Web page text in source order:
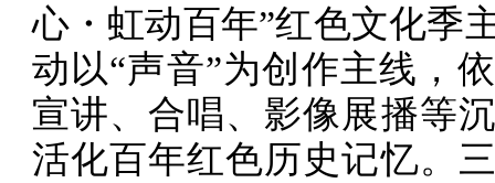
心・虹动百年”红色文化季
动以“声音”为创作主线，
宣讲、合唱、影像展播等
活化百年红色历史记忆。